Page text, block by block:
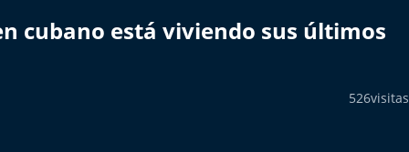
cubano está viviendo sus últimos
526visitas